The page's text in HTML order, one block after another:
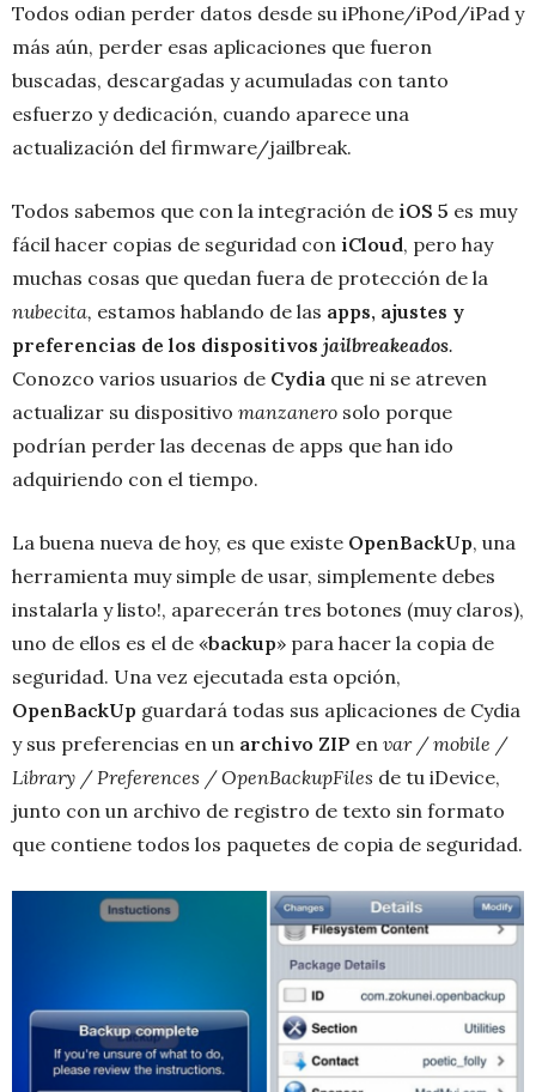
Todos odian perder datos desde su iPhone/iPod/iPad y
más aún, perder esas aplicaciones que fueron
buscadas, descargadas y acumuladas con tanto
esfuerzo y dedicación, cuando aparece una
actualización del firmware/jailbreak.
Todos sabemos que con la integración de iOS 5 es muy
fácil hacer copias de seguridad con iCloud, pero hay
muchas cosas que quedan fuera de protección de la
nubecita, estamos hablando de las apps, ajustes y
preferencias de los dispositivos jailbreakeados.
Conozco varios usuarios de Cydia que ni se atreven
actualizar su dispositivo manzanero solo porque
podrían perder las decenas de apps que han ido
adquiriendo con el tiempo.
La buena nueva de hoy, es que existe OpenBackUp, una
herramienta muy simple de usar, simplemente debes
instalarla y listo!, aparecerán tres botones (muy claros),
uno de ellos es el de «backup» para hacer la copia de
seguridad. Una vez ejecutada esta opción,
OpenBackUp guardará todas sus aplicaciones de Cydia
y sus preferencias en un archivo ZIP en var / mobile /
Library / Preferences / OpenBackupFiles de tu iDevice,
junto con un archivo de registro de texto sin formato
que contiene todos los paquetes de copia de seguridad.